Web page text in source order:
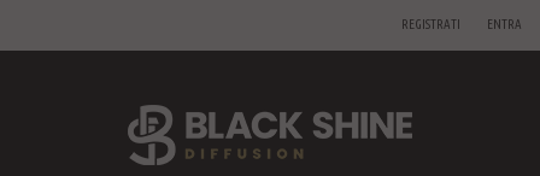
ENTRA
REGISTRATI